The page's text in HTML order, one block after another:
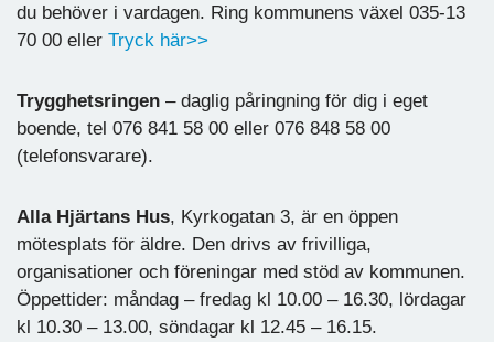
du behöver i vardagen. Ring kommunens växel 035-13
70 00 eller Tryck här>>
Trygghetsringen – daglig påringning för dig i eget
boende, tel 076 841 58 00 eller 076 848 58 00
(telefonsvarare).
Alla Hjärtans Hus, Kyrkogatan 3, är en öppen
mötesplats för äldre. Den drivs av frivilliga,
organisationer och föreningar med stöd av kommunen.
Öppettider: måndag – fredag kl 10.00 – 16.30, lördagar
kl 10.30 – 13.00, söndagar kl 12.45 – 16.15.